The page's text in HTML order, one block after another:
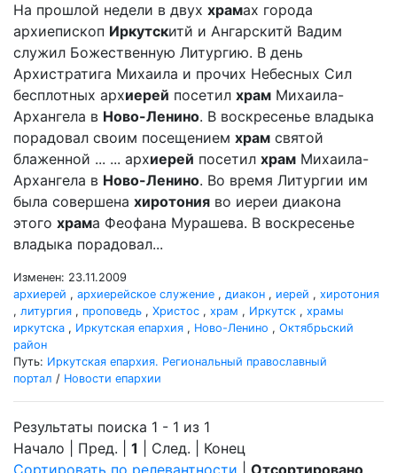
На прошлой недели в двух храмах города
архиепископ Иркутскитй и Ангарскитй Вадим
служил Божественную Литургию. В день
Архистратига Михаила и прочих Небесных Сил
бесплотных архиерей посетил храм Михаила-
Архангела в Ново-Ленино. В воскресенье владыка
порадовал своим посещением храм святой
блаженной ... ... архиерей посетил храм Михаила-
Архангела в Ново-Ленино. Во время Литургии им
была совершена хиротония во иереи диакона
этого храма Феофана Мурашева. В воскресенье
владыка порадовал...
Изменен: 23.11.2009
архиерей , архиерейское служение , диакон , иерей , хиротония
, литургия , проповедь , Христос , храм , Иркутск , храмы
иркутска , Иркутская епархия , Ново-Ленино , Октябрьский
район
Путь: Иркутская епархия. Региональный православный
портал / Новости епархии
Результаты поиска 1 - 1 из 1
Начало | Пред. | 1 | След. | Конец
Сортировать по релевантности
Отсортировано